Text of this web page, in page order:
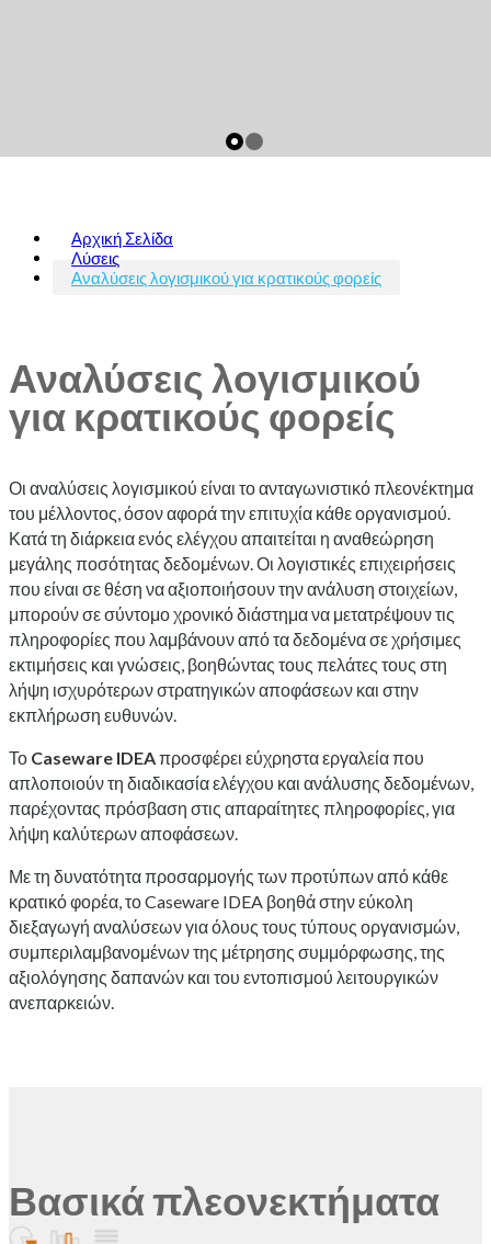
Αρχική Σελίδα
Λύσεις
Αναλύσεις λογισμικού για κρατικούς φορείς
Αναλύσεις λογισμικού
για κρατικούς φορείς
Οι αναλύσεις λογισμικού είναι το ανταγωνιστικό πλεονέκτημα
του μέλλοντος, όσον αφορά την επιτυχία κάθε οργανισμού.
Κατά τη διάρκεια ενός ελέγχου απαιτείται η αναθεώρηση
μεγάλης ποσότητας δεδομένων. Οι λογιστικές επιχειρήσεις
που είναι σε θέση να αξιοποιήσουν την ανάλυση στοιχείων,
μπορούν σε σύντομο χρονικό διάστημα να μετατρέψουν τις
πληροφορίες που λαμβάνουν από τα δεδομένα σε χρήσιμες
εκτιμήσεις και γνώσεις, βοηθώντας τους πελάτες τους στη
λήψη ισχυρότερων στρατηγικών αποφάσεων και στην
εκπλήρωση ευθυνών.
Το Caseware IDEAπροσφέρει εύχρηστα εργαλεία που
απλοποιούν τη διαδικασία ελέγχου και ανάλυσης δεδομένων,
παρέχοντας πρόσβαση στις απαραίτητες πληροφορίες, για
λήψη καλύτερων αποφάσεων.
Με τη δυνατότητα προσαρμογής των προτύπων από κάθε
κρατικό φορέα, το Caseware IDEA βοηθά στην εύκολη
διεξαγωγή αναλύσεων για όλους τους τύπους οργανισμών,
συμπεριλαμβανομένων της μέτρησης συμμόρφωσης, της
αξιολόγησης δαπανών και του εντοπισμού λειτουργικών
ανεπαρκειών.
Βασικά πλεονεκτήματα